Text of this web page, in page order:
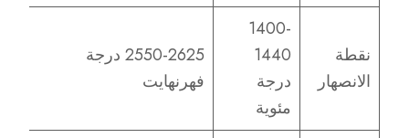
نقطة
الانصهار
1400-
1440
درجة
مئوية
2550-2625 درجة
فهرنهايت